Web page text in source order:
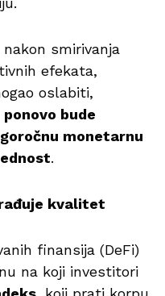
smirivanja
efekata,
oslabiti,
bude
monetarnu
.
kvalitet
finansija (DeFi)
na koji investitori